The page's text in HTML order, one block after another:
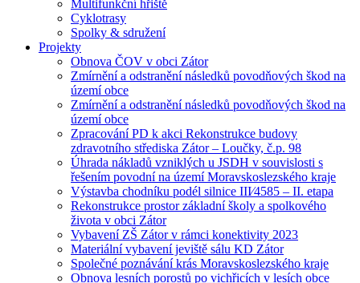
Multifunkční hřiště
Cyklotrasy
Spolky & sdružení
Projekty
Obnova ČOV v obci Zátor
Zmírnění a odstranění následků povodňových škod na
území obce
Zmírnění a odstranění následků povodňových škod na
území obce
Zpracování PD k akci Rekonstrukce budovy
zdravotního střediska Zátor – Loučky, č.p. 98
Úhrada nákladů vzniklých u JSDH v souvislosti s
řešením povodní na území Moravskoslezského kraje
Výstavba chodníku podél silnice III⁄4585 – II. etapa
Rekonstrukce prostor základní školy a spolkového
života v obci Zátor
Vybavení ZŠ Zátor v rámci konektivity 2023
Materiální vybavení jeviště sálu KD Zátor
Společné poznávání krás Moravskoslezského kraje
Obnova lesních porostů po vichřicích v lesích obce